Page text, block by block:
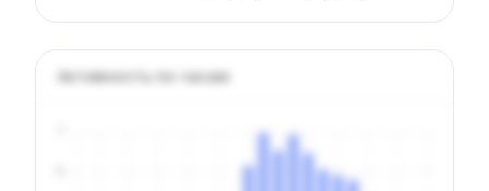
Активность по часам